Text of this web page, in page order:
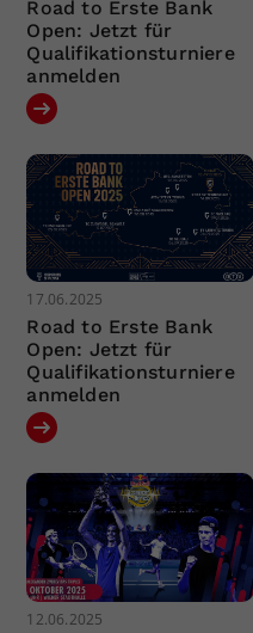
Road to Erste Bank
Open: Jetzt für
Qualifikationsturniere
anmelden
17.06.2025
Road to Erste Bank
Open: Jetzt für
Qualifikationsturniere
anmelden
12.06.2025